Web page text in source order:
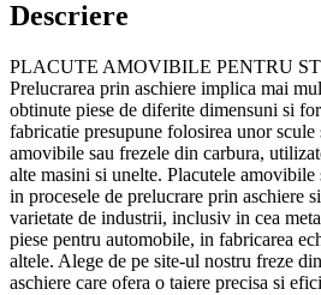
Descriere
PLACUTE AMOVIBILE PENTRU
Prelucrarea prin aschiere implica mai
obtinute piese de diferite dimensuni si
fabricatie presupune folosirea unor
amovibile sau frezele din carbura,
alte masini si unelte. Placutele amovibile
in procesele de prelucrare prin aschiere
varietate de industrii, inclusiv in cea
piese pentru automobile, in fabricarea
altele. Alege de pe site-ul nostru freze
aschiere care ofera o taiere precisa si